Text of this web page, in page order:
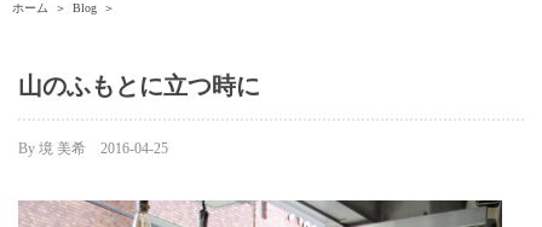
ホーム ＞ Blog ＞
山のふもとに立つ時に
By 境 美希 2016-04-25